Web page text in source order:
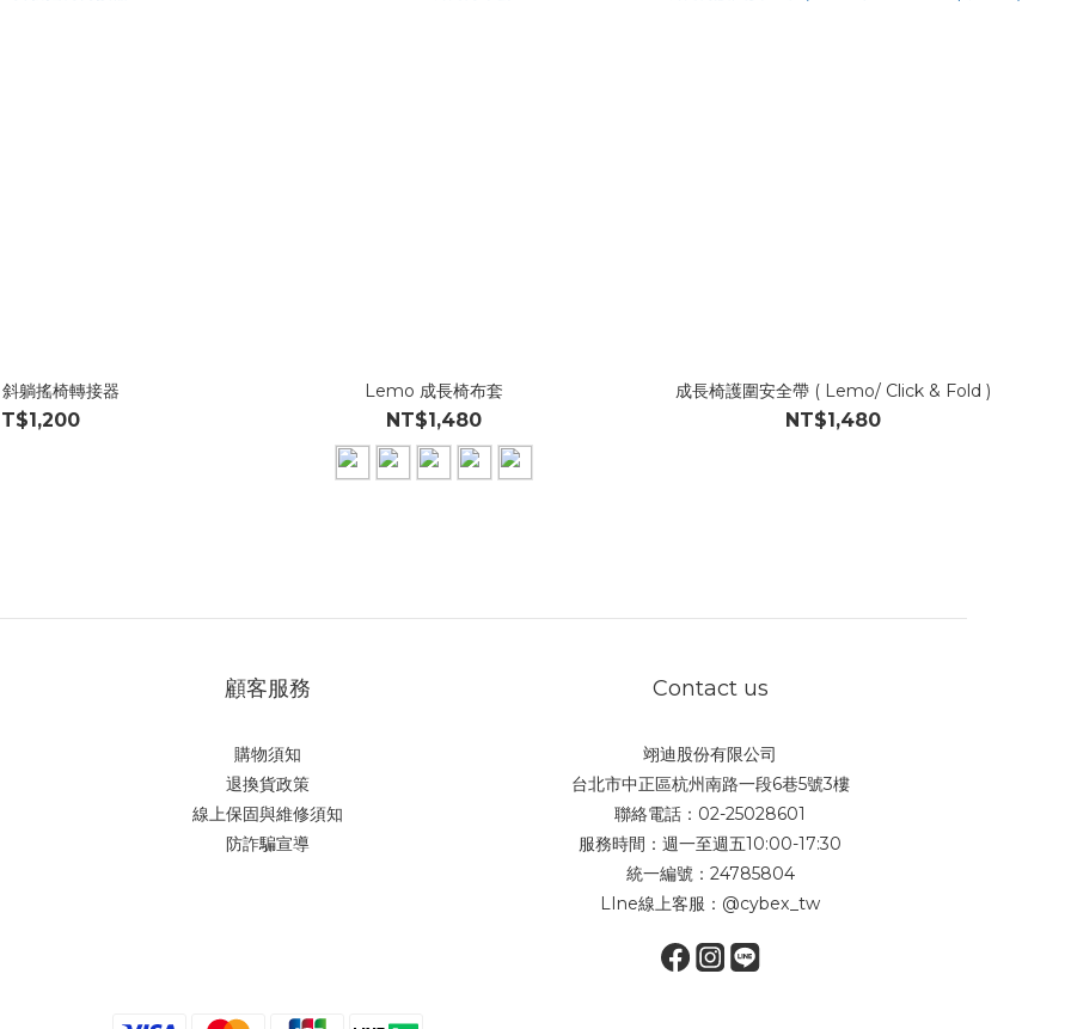
躺搖椅轉接器 Lemo 成長椅布套
NT$1,480
成長椅護圍安全帶 ( Lemo/ Click & Fold )
NT$1,480
顧客服務
購物須知
退換貨政策
線上保固與維修須知
防詐騙宣導
Contact us
翊迪股份有限公司
台北市中正區杭州南路一段6巷5號3樓
聯絡電話：02-25028601
服務時間：週一至週五10:00-17:30
統一編號：24785804
LIne線上客服： @cybex_tw